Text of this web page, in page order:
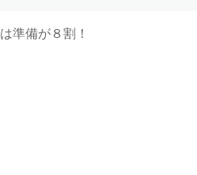
準備が８割！